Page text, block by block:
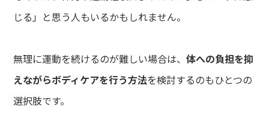
じる」と思う人もいるかもしれません。
無理に運動を続けるのが難しい場合は、体への負担を抑
えながらボディケアを行う方法を検討するのもひとつの
選択肢です。